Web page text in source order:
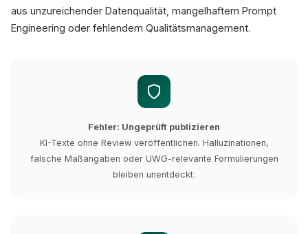
aus unzureichender Datenqualität, mangelhaftem Prompt
Engineering oder fehlendem Qualitätsmanagement.
Fehler: Ungeprüft publizieren
KI-Texte ohne Review veröffentlichen. Halluzinationen,
falsche Maßangaben oder UWG-relevante Formulierungen
bleiben unentdeckt.